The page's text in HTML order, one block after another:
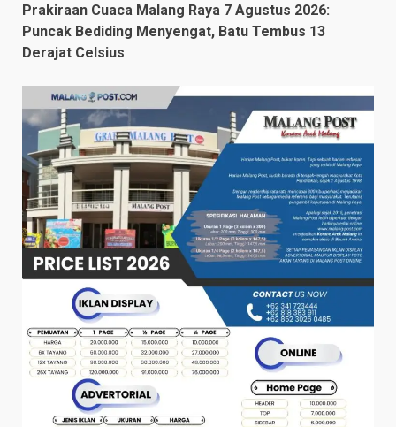
Prakiraan Cuaca Malang Raya 7 Agustus 2026:
Puncak Bediding Menyengat, Batu Tembus 13
Derajat Celsius